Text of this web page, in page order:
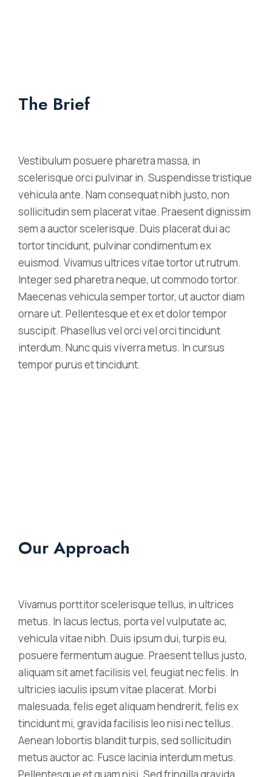
The Brief
Vestibulum posuere pharetra massa, in
scelerisque orci pulvinar in. Suspendisse tristique
vehicula ante. Nam consequat nibh justo, non
sollicitudin sem placerat vitae. Praesent dignissim
sem a auctor scelerisque. Duis placerat dui ac
tortor tincidunt, pulvinar condimentum ex
euismod. Vivamus ultrices vitae tortor ut rutrum.
Integer sed pharetra neque, ut commodo tortor.
Maecenas vehicula semper tortor, ut auctor diam
ornare ut. Pellentesque et ex et dolor tempor
suscipit. Phasellus vel orci vel orci tincidunt
interdum. Nunc quis viverra metus. In cursus
tempor purus et tincidunt.
Our Approach
Vivamus porttitor scelerisque tellus, in ultrices
metus. In lacus lectus, porta vel vulputate ac,
vehicula vitae nibh. Duis ipsum dui, turpis eu,
posuere fermentum augue. Praesent tellus justo,
aliquam sit amet facilisis vel, feugiat nec felis. In
ultricies iaculis ipsum vitae placerat. Morbi
malesuada, felis eget aliquam hendrerit, felis ex
tincidunt mi, gravida facilisis leo nisi nec tellus.
Aenean lobortis blandit turpis, sed sollicitudin
metus auctor ac. Fusce lacinia interdum metus.